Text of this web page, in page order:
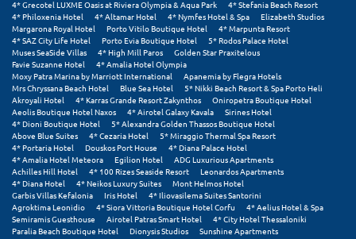
Ξυλόκαστρο
Ο
Ορεινή Αρκαδία
Ορεινή Ναυπακτία
Π
Πάλαιρος
Παξοί
4* Grecotel LUXME Oasis at Riviera Olympia & Aqua Park
4* Stefania Beach Resort
4* Philoxenia Hotel
4* Altamar Hotel 4* Nymfes Hotel & Spa
Elizabeth Studios
Margarona Royal Hotel
Porto Vitilo Boutique Hotel
4* Marpunta Resort
4* SAZ City Life Hotel
Porto Evia Boutique Hotel
5* Rodos Palace Hotel
Muses SeaSide Villas
4* High Mill Paros
Golden Star Praxitelous
Favie Suzanne Hotel
4* Amalia Hotel Olympia
Moxy Patra Marina by Marriott International
Apanemia by Flegra Hotels
Mrs Chryssana Beach Hotel
Blue Sea Hotel
5* Nikki Beach Resort & Spa Porto Heli
Akroyali Hotel
4* Karras Grande Resort Zakynthos
Oniropetra Boutique Hotel
Aeolis Boutique Hotel Naxos
4* Airotel Galaxy Kavala
Sirines Hotel
4* Dioni Boutique Hotel
5* Alexandra Golden Thassos Boutique Hotel
Above Blue Suites
4* Cezaria Hotel
5* Miraggio Thermal Spa Resort
4* Portaria Hotel
Douskos Port House
4* Diana Palace Hotel
4* Amalia Hotel Meteora
Egilion Hotel
ADG Luxurious Apartments
Achilles Hill Hotel
4* 100 Rizes Seaside Resort
Leonardos Apartments
4* Diana Hotel
4* Neikos Luxury Suites
Mont Helmos Hotel
Garbis Villas Kefalonia
Iris Hotel
4* Iliovasilema Suites Santorini
Agroktima Leonidio
4* Siora Vittoria Boutique Hotel Corfu
4* Aelius Hotel & Spa
Semiramis Guesthouse
Airotel Patras Smart Hotel
4* City Hotel Thessaloniki
Paralia Beach Boutique Hotel
Dionysis Studios
Sunshine Apartments